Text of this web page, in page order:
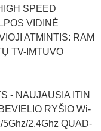
SPEED
VIDINĖ
ATMINTIS: RAM
TV-IMTUVO
- NAUJAUSIA ITIN
RYŠIO Wi-
2.4Ghz QUAD-